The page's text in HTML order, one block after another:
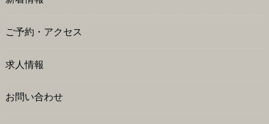
ご予約・アクセス
求人情報
お問い合わせ